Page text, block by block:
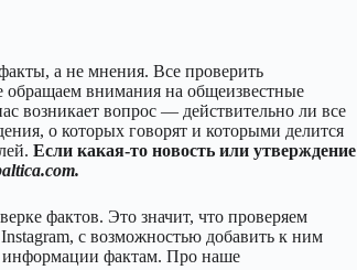
а не мнения. Все проверить
внимания на общеизвестные
возникает вопрос — действительно ли все
о которых говорят и которыми делится
Если какая-то новость или утверждение
фактов. Это значит, что проверяем
с возможностью добавить к ним
информации фактам. Про наше